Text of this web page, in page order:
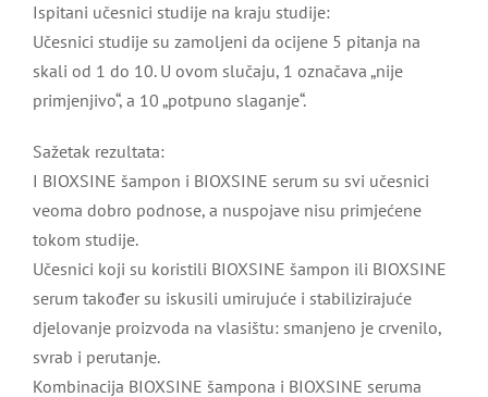
Ispitani učesnici studije na kraju studije:
Učesnici studije su zamoljeni da ocijene 5 pitanja na
skali od 1 do 10. U ovom slučaju, 1 označava „nije
primjenjivo“, a 10 „potpuno slaganje“.
Sažetak rezultata:
I BIOXSINE šampon i BIOXSINE serum su svi učesnici
veoma dobro podnose, a nuspojave nisu primjećene
tokom studije.
Učesnici koji su koristili BIOXSINE šampon ili BIOXSINE
serum također su iskusili umirujuće i stabilizirajuće
djelovanje proizvoda na vlasištu: smanjeno je crvenilo,
svrab i perutanje.
Kombinacija BIOXSINE šampona i BIOXSINE seruma